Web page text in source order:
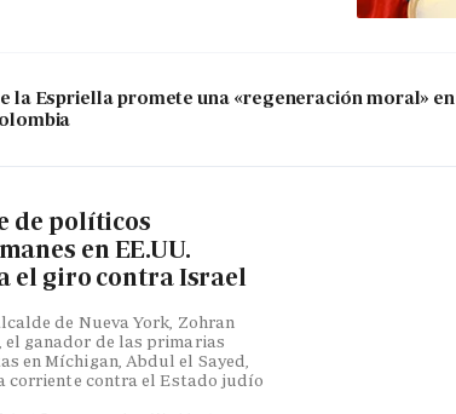
la Espriella promete una «regeneración moral» en
de políticos
en EE.UU.
el giro contra Israel
de Nueva York, Zohran
el ganador de las primarias
en Míchigan, Abdul el Sayed,
corriente contra el Estado judío